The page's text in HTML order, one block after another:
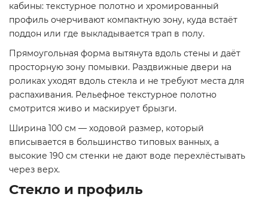
кабины: текстурное полотно и хромированный
профиль очерчивают компактную зону, куда встаёт
поддон или где выкладывается трап в полу.
Прямоугольная форма вытянута вдоль стены и даёт
просторную зону помывки. Раздвижные двери на
роликах уходят вдоль стекла и не требуют места для
распахивания. Рельефное текстурное полотно
смотрится живо и маскирует брызги.
Ширина 100 см — ходовой размер, который
вписывается в большинство типовых ванных, а
высокие 190 см стенки не дают воде перехлёстывать
через верх.
Стекло и профиль